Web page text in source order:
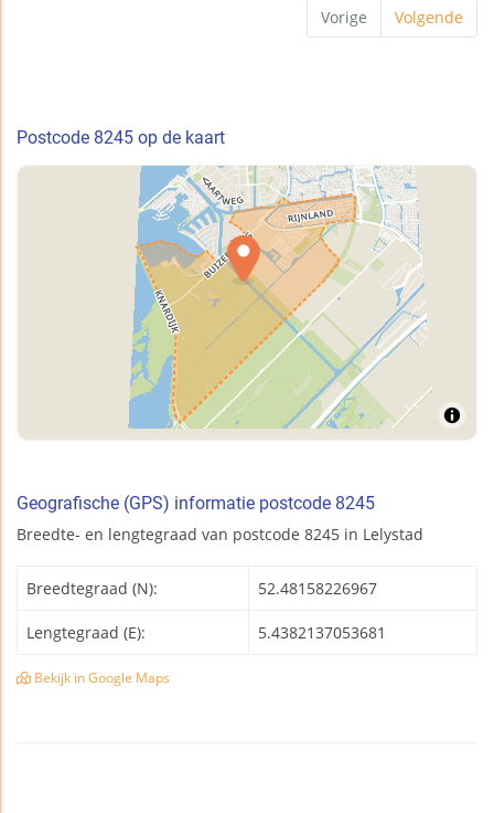
Vorige Volgende
Postcode 8245 op de kaart
Geografische (GPS) informatie postcode 8245
Breedte- en lengtegraad van postcode 8245 in Lelystad
Breedtegraad (N): 52.48158226967
Lengtegraad (E): 5.4382137053681
Bekijk in Google Maps